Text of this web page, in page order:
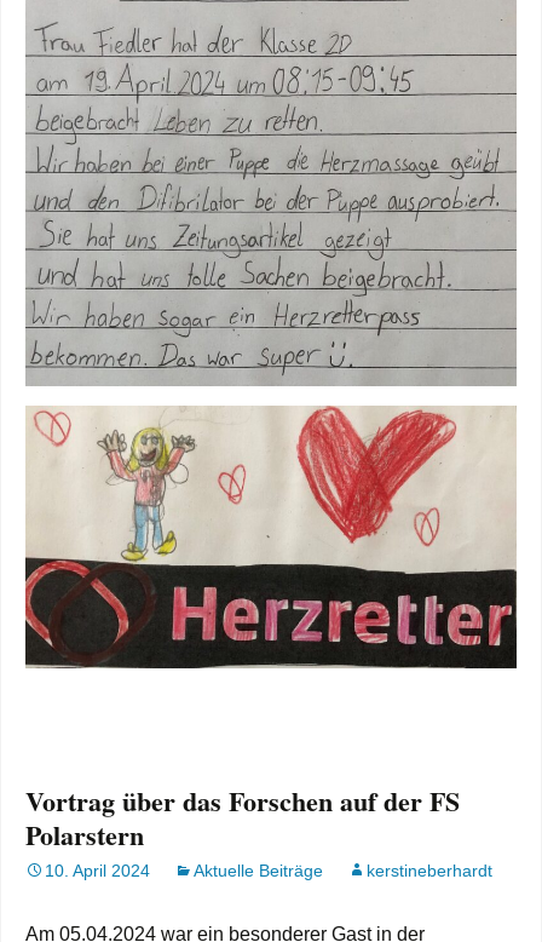
Vortrag über das Forschen auf der FS
Polarstern
10. April 2024 Aktuelle Beiträge kerstineberhardt
Am 05.04.2024 war ein besonderer Gast in der